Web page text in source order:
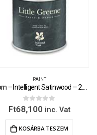
PAINT
0 out of 5
Ft68,100 inc. Vat
KOSÁRBA TESZEM